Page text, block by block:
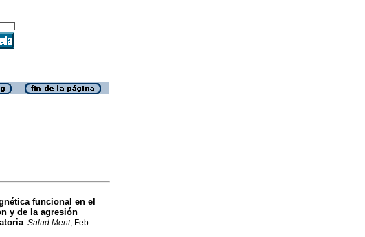
funcional en el
y de la agresión
. Salud Ment, Feb